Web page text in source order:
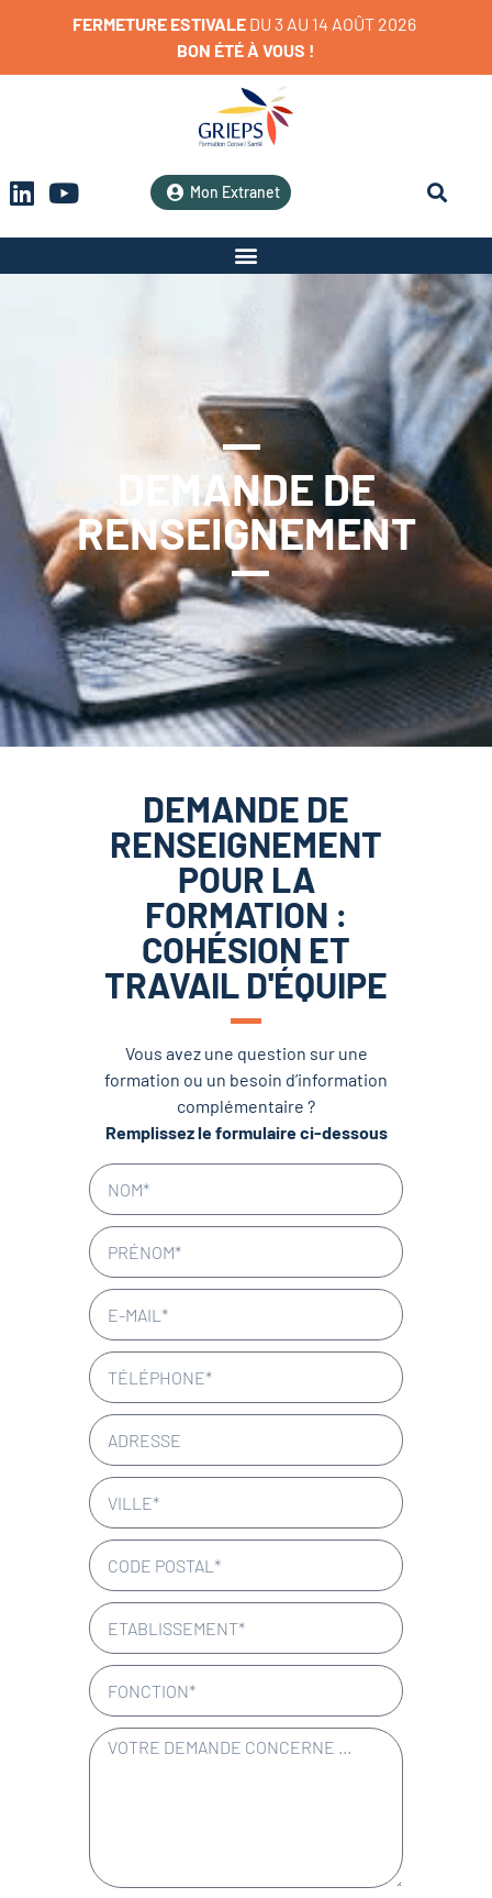
FERMETURE ESTIVALE DU 3 AU 14 AOÛT 2026
BON ÉTÉÀ VOUS !
Mon Extranet
DEMANDE DE
RENSEIGNEMENT
DEMANDE DE
RENSEIGNEMENT
POUR LA
FORMATION :
COHÉSION ET
TRAVAIL D'ÉQUIPE
Vous avez une question sur une
formation ou un besoin d’information
complémentaire ?
Remplissez le formulaire ci-dessous